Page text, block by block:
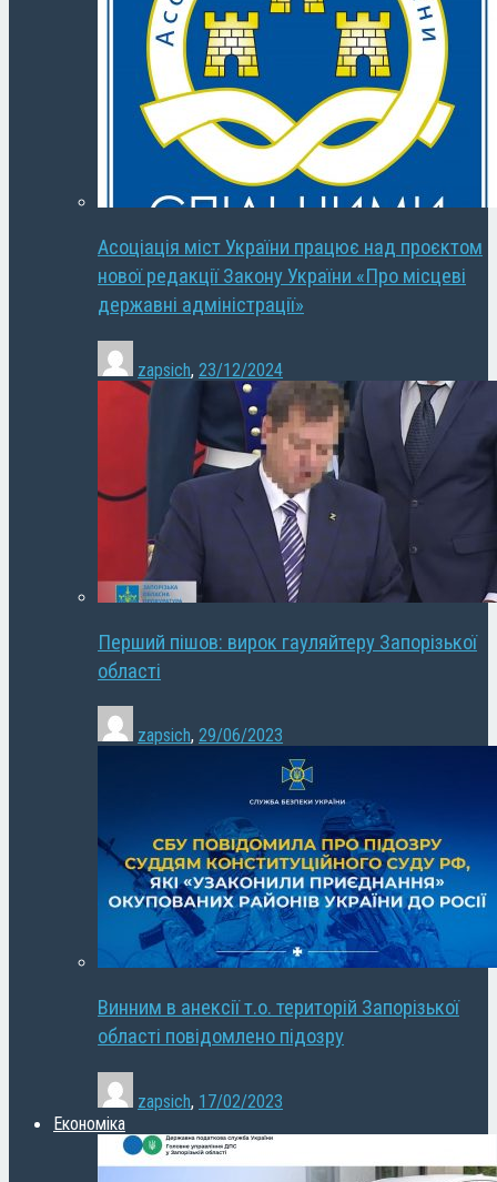
Асоціація міст України працює над проєктом
нової редакції Закону України «Про місцеві
державні адміністрації»
zapsich, 23/12/2024
Перший пішов: вирок гауляйтеру Запорізької
області
zapsich, 29/06/2023
Винним в анексії т.о. територій Запорізької
області повідомлено підозру
zapsich, 17/02/2023
Економіка